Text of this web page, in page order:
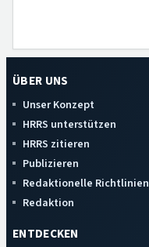
ÜBER UNS
Unser Konzept
HRRS unterstützen
HRRS zitieren
Publizieren
Redaktionelle Richtlinien
Redaktion
ENTDECKEN